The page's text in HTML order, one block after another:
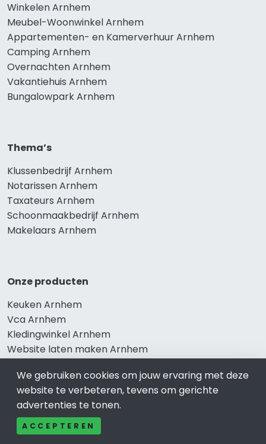
Winkelen Arnhem
Meubel-Woonwinkel Arnhem
Appartementen- en Kamerverhuur Arnhem
Camping Arnhem
Overnachten Arnhem
Vakantiehuis Arnhem
Bungalowpark Arnhem
Thema’s
Klussenbedrijf Arnhem
Notarissen Arnhem
Taxateurs Arnhem
Schoonmaakbedrijf Arnhem
Makelaars Arnhem
Onze producten
Keuken Arnhem
Vca Arnhem
Kledingwinkel Arnhem
Website laten maken Arnhem
Gewaardeerd
Auto-bedrijven Arnhem
We gebruiken cookies om jouw ervaring met deze
website te verbeteren, tevens om gerichte
advertenties te tonen.
ACCEPTEREN